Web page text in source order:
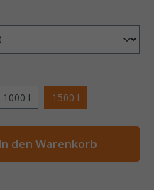
1000 l 1500 l
In den Warenkorb